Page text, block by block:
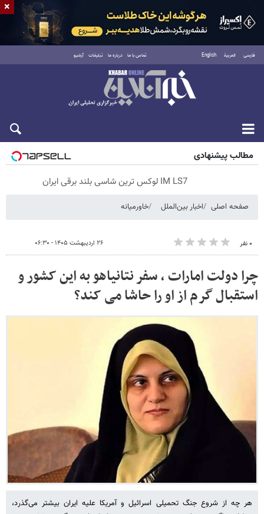
فارسی العربية English تماس با ما درباره ما تبلیغات آرشیو
پنجشنبه ۱۵ مرداد ۱۴۰۵
مطالب پیشنهادی
IM LS7 لوکس ترین شاسی بلند برقی ایران
صفحه اصلی اخبار بین‌الملل خاورمیانه
۰ نفر ۲۶ اردیبهشت ۱۴۰۵ - ۰۶:۳۰
چرا دولت امارات ، سفر نتانیاهو به این کشور و
استقبال گرم از او را حاشا می کند؟
هر چه از شروع جنگ تحمیلی اسرائیل و آمریکا علیه ایران بیشتر می‌گذرد،
×